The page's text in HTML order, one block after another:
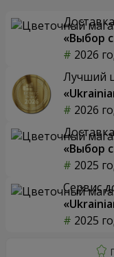
«Выбор
2026
Лучший
2026
«Выбор
2025
Сервис
2025